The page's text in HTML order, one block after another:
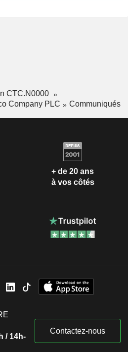
CTC.N0000
Company PLC
Communiqués
+ de 20 ans
à vos côtés
/ 14h-
Contactez-nous